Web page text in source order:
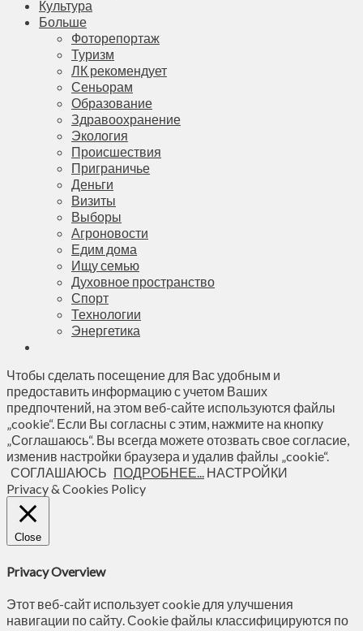
Культура
Больше
Фоторепортаж
Туризм
ЛК рекомендует
Сеньорам
Образование
Здравоохранение
Экология
Происшествия
Приграничье
Деньги
Визиты
Выборы
Агроновости
Едим дома
Ищу семью
Духовное пространство
Спорт
Технологии
Энергетика
Чтобы сделать посещение для Вас удобным и
предоставить информацию с учетом Ваших
предпочтений, на этом веб-сайте используются файлы
„cookie“. Если Вы согласны с этим, нажмите на кнопку
„Соглашаюсь“. Вы всегда можете отозвать свое согласие,
изменив настройки браузера и удалив файлы „cookie“.
СОГЛАШАЮСЬ ПОДРОБНЕЕ... НАСТРОЙКИ
Privacy & Cookies Policy
Close
Privacy Overview
Этот веб-сайт использует cookie для улучшения
навигации по сайту. Сookie файлы классифицируются по